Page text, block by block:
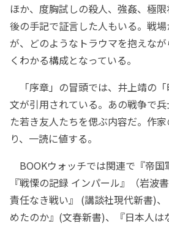
ほか、度胸試しの殺人、強姦、極
後の手記で証言した人もいる。戦
が、どのようなトラウマを抱えな
くわかる構成となっている。
「序章」の冒頭では、井上靖の
文が引用されている。あの戦争で
た若き友人たちを偲ぶ内容だ。作
り、一読に値する。
BOOKウォッチでは関連で『帝国
『戦慄の記録 インパール』（岩波
責任なき戦い』 (講談社現代新書)
めたのか』(文春新書)、『日本人は